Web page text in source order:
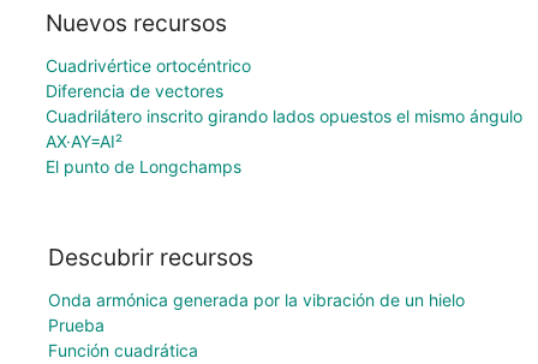
Nuevos recursos
Cuadrivértice ortocéntrico
Diferencia de vectores
Cuadrilátero inscrito girando lados opuestos el mismo ángulo
AX·AY=AI²
El punto de Longchamps
Descubrir recursos
Onda armónica generada por la vibración de un hielo
Prueba
Función cuadrática